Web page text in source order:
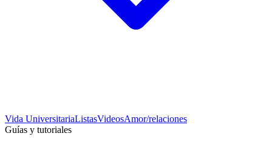
Vida UniversitariaListasVideosAmor/relaciones
Guías y tutoriales